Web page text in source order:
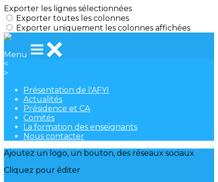
Exporter les lignes sélectionnées
Exporter toutes les colonnes
Exporter uniquement les colonnes affichées
Menu
<
>
Présentation de l'AFYI
Actualités
Présidence et CA
Comités
La formation des enseignants
Nous contacter
Ajoutez un logo, un bouton, des réseaux sociaux
Cliquez pour éditer